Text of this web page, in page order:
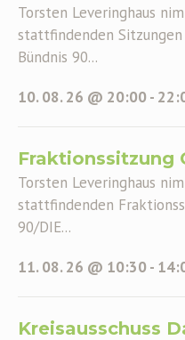
Torsten Leveringhaus
stattfindenden
Bündnis 90...
10. 08. 26 @ 20:00-
Fraktionssitzung
Torsten Leveringhaus
stattfindenden
90/DIE...
11. 08. 26 @ 10:30-
Kreisausschuss